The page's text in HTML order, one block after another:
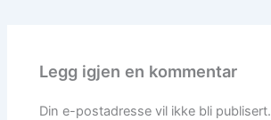
Legg igjen en kommentar
Din e-postadresse vil ikke bli publisert.